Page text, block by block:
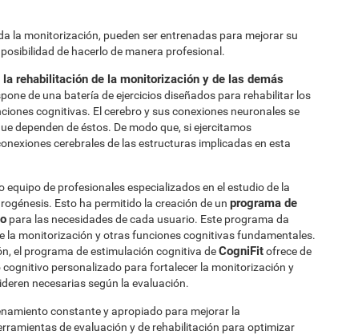
la monitorización, pueden ser entrenadas para mejorar su
de hacerlo de manera profesional.
la rehabilitación de la monitorización y de las demás
de una batería de ejercicios diseñados para rehabilitar los
cognitivas. El cerebro y sus conexiones neuronales se
dependen de éstos. De modo que, si ejercitamos
cerebrales de las estructuras implicadas en esta
de profesionales especializados en el estudio de la
Esto ha permitido la creación de un programa de
para las necesidades de cada usuario. Este programa da
la monitorización y otras funciones cognitivas fundamentales.
el programa de estimulación cognitiva deCogniFitofrece de
personalizado para fortalecer la monitorización y
necesarias según la evaluación.
constante y apropiado para mejorar la
de evaluación y de rehabilitación para optimizar